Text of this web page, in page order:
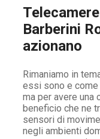
Barberini
azionano
Rimaniamo in
essi sono e come
ma per avere una
beneficio che ne
sensori di
negli ambienti